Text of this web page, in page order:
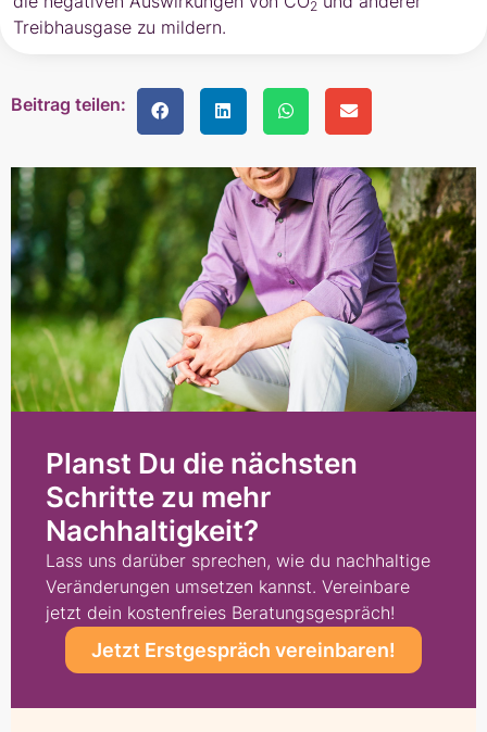
2
Treibhausgase zu mildern.
Beitrag teilen:
Planst Du die nächsten
Schritte zu mehr
Nachhaltigkeit?​
Lass uns darüber sprechen, wie du nachhaltige
Veränderungen umsetzen kannst. Vereinbare
jetzt dein kostenfreies Beratungsgespräch!
Jetzt Erstgespräch vereinbaren!